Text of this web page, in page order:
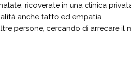
ricoverate in una clinica
anche tatto ed empatia.
persone, cercando di arrecare